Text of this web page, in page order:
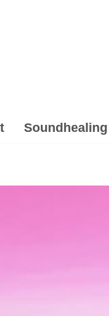
Soundhealing
& Reiki